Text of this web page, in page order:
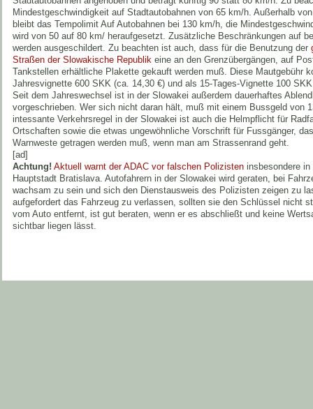
Mindestgeschwindigkeit auf Stadtautobahnen von 65 km/h. Außerhalb
bleibt das Tempolimit Auf Autobahnen bei 130 km/h, die
wird von 50 auf 80 km/ heraufgesetzt. Zusätzliche Beschränkungen auf
werden ausgeschildert. Zu beachten ist auch, dass für die Benutzung der
Straßen der Slowakische Republik eine an den Grenzübergängen, auf
Tankstellen erhältliche Plakette gekauft werden muß. Diese Mautgebühr
Jahresvignette 600 SKK (ca. 14,30 €) und als 15-Tages-Vignette 100
Seit dem Jahreswechsel ist in der Slowakei außerdem dauerhaftes
vorgeschrieben. Wer sich nicht daran hält, muß mit einem Bussgeld von
intessante Verkehrsregel in der Slowakei ist auch die Helmpflicht für
Ortschaften sowie die etwas ungewöhnliche Vorschrift für Fussgänger,
Warnweste getragen werden muß, wenn man am Strassenrand geht.
[ad]
Achtung! Aktuell warnt der ADAC vor falschen Polizisten insbesondere
Hauptstadt Bratislava. Autofahrern in der Slowakei wird geraten, bei
wachsam zu sein und sich den Dienstausweis des Polizisten zeigen zu
aufgefordert das Fahrzeug zu verlassen, sollten sie den Schlüssel nicht
vom Auto entfernt, ist gut beraten, wenn er es abschließt und keine
sichtbar liegen lässt.